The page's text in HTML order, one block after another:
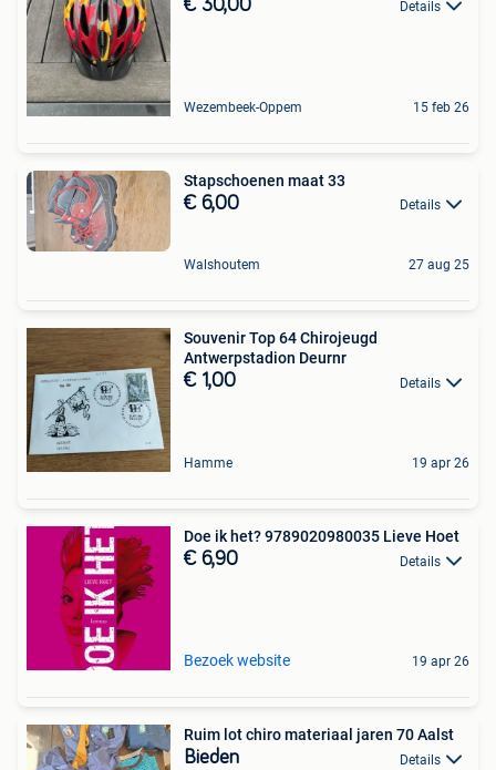
€ 30,00 Details
Wezembeek-Oppem 15 feb 26
Stapschoenen maat 33
€ 6,00 Details
Walshoutem 27 aug 25
Souvenir Top 64 Chirojeugd
Antwerpstadion Deurnr
€ 1,00 Details
Hamme 19 apr 26
Doe ik het? 9789020980035 Lieve Hoet
€ 6,90 Details
Bezoek website 19 apr 26
Ruim lot chiro materiaal jaren 70 Aalst
Bieden Details